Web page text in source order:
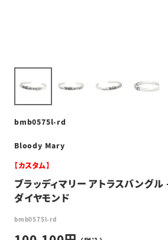
bmb0575l-rd
Bloody Mary
【カスタム】
ブラッディマリー アトラスバング
ダイヤモンド
bmb0575l-rd